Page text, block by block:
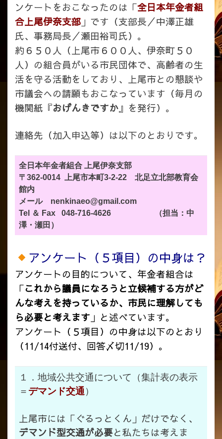
ンケートをおこなったのは「全日本年金者組
合上尾伊奈支部 」です（支部長／中澤正雄
氏、事務局長／瀬田裕司氏）。
約６５０人（上尾市６００人、伊奈町５０
人）の組合員がいる市民団体で、高齢者の生
活を守る活動をしており、上尾市との懇談や
市議会への請願もおこなっています（毎月の
機関紙『おげんきですか 』を発行）。
連絡先（加入申込等）は以下のとおりです。
全日本年金者組合 上尾伊奈支部
〒362-0014 上尾市本町3-2-22 北足立北部教育会
館内
メール nenkinaeo@gmail.com
Tel ＆ Fax 048-716-4626 （担当：中
澤・瀬田）
アンケート （５項目）の中身は？
アンケートの目的について、年金者組合は
「これから議員になろうと立候補する方がど
んな考えを持っているか、市民に理解しても
ら必要と考えます 」と述べています。
アンケート（５項目）の中身は以下のとおり
（11/14付送付、回答〆切11/19）。
１．地域公共交通について（集計表の表示
＝ デマンド交通）
上尾市には「ぐるっとくん」だけでなく、
デマンド型交通が必要と私たちは考えま